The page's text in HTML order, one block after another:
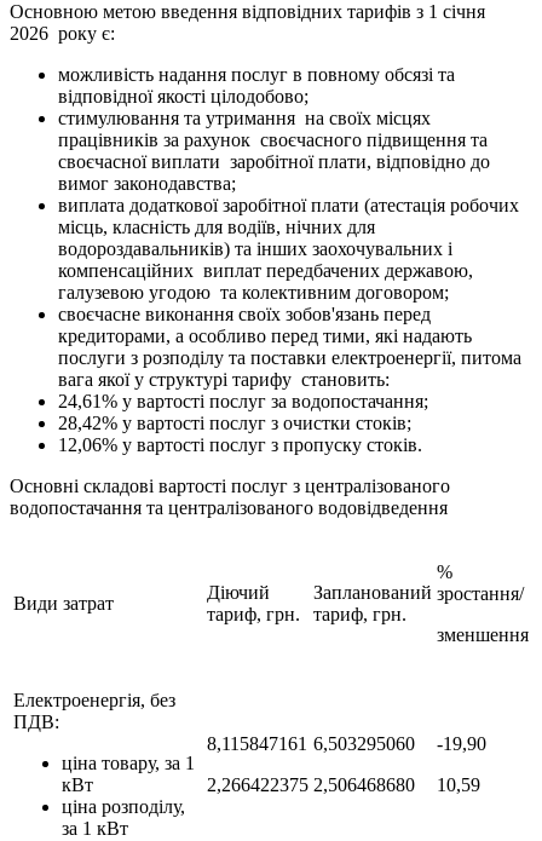
Основною метою введення відповідних тарифів з 1 січня
2026 року є:
можливість надання послуг в повному обсязі та
відповідної якості цілодобово;
стимулювання та утримання на своїх місцях
працівників за рахунок своєчасного підвищення та
своєчасної виплати заробітної плати, відповідно до
вимог законодавства;
виплата додаткової заробітної плати (атестація робочих
місць, класність для водіїв, нічних для
водороздавальників) та інших заохочувальних і
компенсаційних виплат передбачених державою,
галузевою угодою та колективним договором;
своєчасне виконання своїх зобов'язань перед
кредиторами, а особливо перед тими, які надають
послуги з розподілу та поставки електроенергії, питома
вага якої у структурі тарифу становить:
24,61% у вартості послуг за водопостачання;
28,42% у вартості послуг з очистки стоків;
12,06% у вартості послуг з пропуску стоків.
Основні складові вартості послуг з централізованого
водопостачання та централізованого водовідведення
Види затрат
Діючий
тариф, грн.
Запланований
тариф, грн.
%
зростання/
зменшення
Електроенергія, без
ПДВ:
ціна товару, за 1
кВт
ціна розподілу,
за 1 кВт
8,115847161
2,266422375
6,503295060
2,506468680
-19,90
10,59